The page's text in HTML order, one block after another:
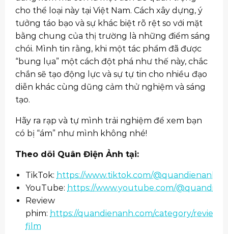
cho thể loại này tại Việt Nam. Cách xây dựng, ý
tưởng táo bạo và sự khác biệt rõ rệt so với mặt
bằng chung của thị trường là những điểm sáng
chói. Mình tin rằng, khi một tác phẩm đã được
“bung lụa” một cách đột phá như thế này, chắc
chắn sẽ tạo động lực và sự tự tin cho nhiều đạo
diễn khác cùng dũng cảm thử nghiệm và sáng
tạo.
Hãy ra rạp và tự mình trải nghiệm để xem bạn
có bị “ám” như mình không nhé!
Theo dõi Quân Điện Ảnh tại:
TikTok: https://www.tiktok.com/@quandienanh
YouTube: https://www.youtube.com/
Review
phim: https://quandienanh.com/category/review-
film